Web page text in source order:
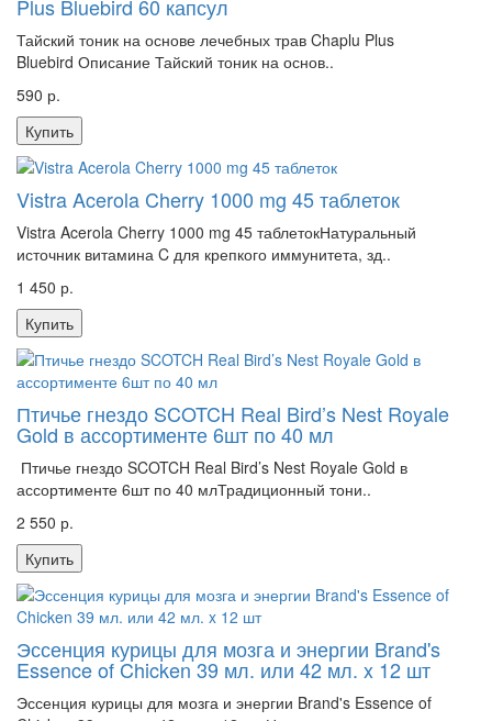
Plus Bluebird 60 капсул
Тайский тоник на основе лечебных трав Chaplu Plus
Bluebird Описание Тайский тоник на основ..
590 р.
Купить
Vistra Acerola Cherry 1000 mg 45 таблеток
Vistra Acerola Cherry 1000 mg 45 таблетокНатуральный
источник витамина C для крепкого иммунитета, зд..
1 450 р.
Купить
Птичье гнездо SCOTCH Real Bird’s Nest Royale
Gold в ассортименте 6шт по 40 мл
Птичье гнездо SCOTCH Real Bird’s Nest Royale Gold в
ассортименте 6шт по 40 млТрадиционный тони..
2 550 р.
Купить
Эссенция курицы для мозга и энергии Brand's
Essence of Chicken 39 мл. или 42 мл. x 12 шт
Эссенция курицы для мозга и энергии Brand's Essence of